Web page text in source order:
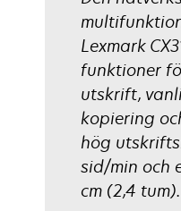
Lexmark
funktioner
utskrift,
kopiering
hög
sid/min och
cm (2,4 tum).